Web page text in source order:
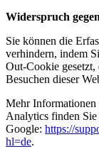
Widerspruch
Sie können die
verhindern, indem
Out-Cookie
Besuchen dieser
Mehr
Analytics finden
Google: https://
hl=de.